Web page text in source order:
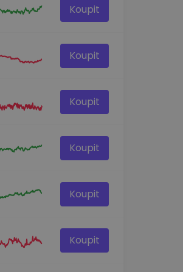
Koupit
Koupit
Koupit
Koupit
Koupit
Koupit